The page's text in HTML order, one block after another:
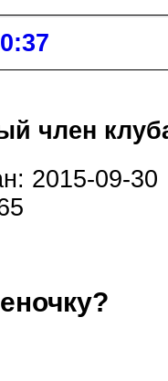
член
2015-09-30